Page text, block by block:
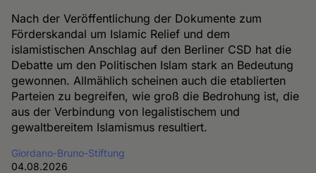
Nach der Veröffentlichung der Dokumente zum
Förderskandal um Islamic Relief und dem
islamistischen Anschlag auf den Berliner CSD hat die
Debatte um den Politischen Islam stark an Bedeutung
gewonnen. Allmählich scheinen auch die etablierten
Parteien zu begreifen, wie groß die Bedrohung ist, die
aus der Verbindung von legalistischem und
gewaltbereitem Islamismus resultiert.
Giordano-Bruno-Stiftung
04.08.2026